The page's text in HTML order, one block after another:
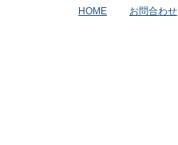
HOME お問合わせ